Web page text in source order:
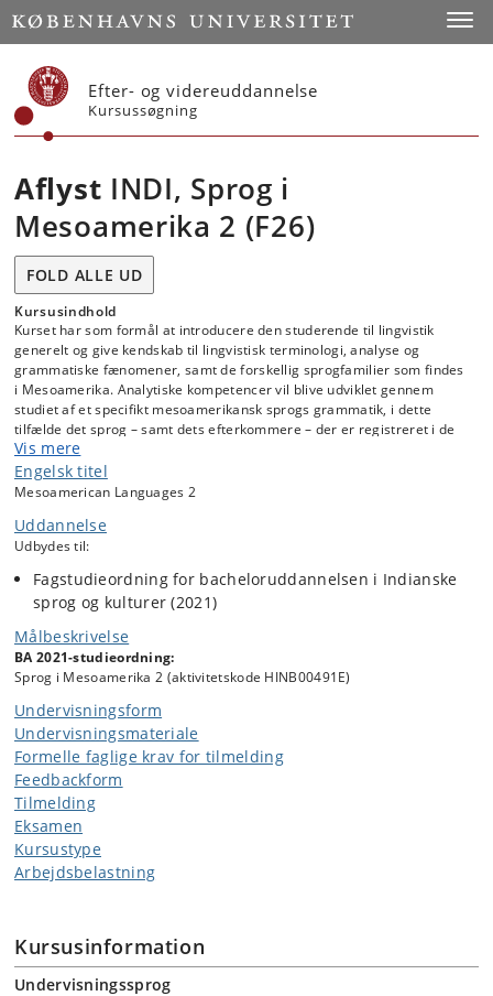
Start
Efter- og videreuddannelse
Kursussøgning
Aflyst INDI, Sprog i
Mesoamerika 2 (F26)
FOLD ALLE UD
Kursusindhold
Kurset har som formål at introducere den studerende til lingvistik
generelt og give kendskab til lingvistisk terminologi, analyse og
grammatiske fænomener, samt de forskellig sprogfamilier som findes
i Mesoamerika. Analytiske kompetencer vil blive udviklet gennem
studiet af et specifikt mesoamerikansk sprogs grammatik, i dette
tilfælde det sprog – samt dets efterkommere – der er registreret i de
glyffiske tekster fra mayaernes klassiske periode (c. 250-830 e.Kr.).
Vis mere
Engelsk titel
Mesoamerican Languages 2
Uddannelse
Udbydes til:
Fagstudieordning for bacheloruddannelsen i Indianske
sprog og kulturer (2021)
Målbeskrivelse
BA 2021-studieordning:
Sprog i Mesoamerika 2 (aktivitetskode HINB00491E)
Undervisningsform
Undervisningsmateriale
Formelle faglige krav for tilmelding
Feedbackform
Tilmelding
Eksamen
Kursustype
Arbejdsbelastning
Kursusinformation
Undervisningssprog